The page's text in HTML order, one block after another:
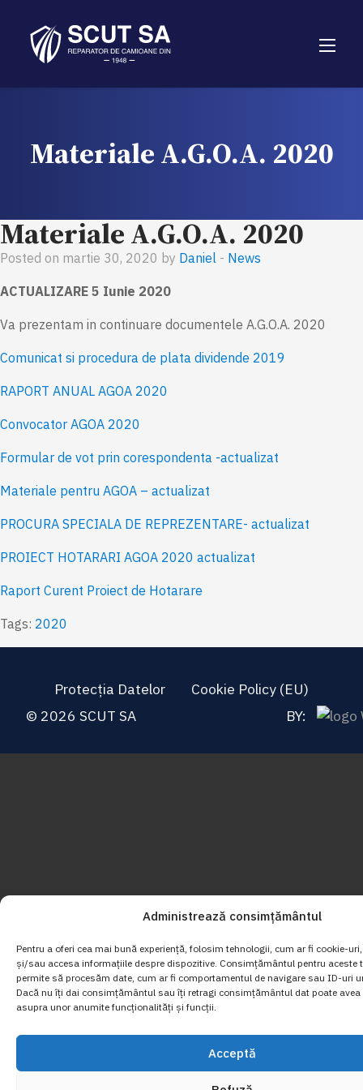
Administrează consimțământul
Pentru a oferi cea mai bună experiență, folosim tehnologii, cum ar fi cookie-
și/sau accesa informațiile despre dispozitive. Consimțământul pentru aceste
permite să procesăm date, cum ar fi comportamentul de navigare sau ID-uri
Dacă nu îți dai consimțământul sau îți retragi consimțământul dat poate avea
asupra unor anumite funcționalități și funcții.
Acceptă
Materiale A.G.O.A. 2020
Materiale A.G.O.A. 2020
Posted on martie 30, 2020 by Daniel - News
ACTUALIZARE 5 Iunie 2020
Va prezentam in continuare documentele A.G.O.A. 2020
Comunicat si procedura de plata dividende 2019
RAPORT ANUAL AGOA 2020
Convocator AGOA 2020
Formular de vot prin corespondenta -actualizat
Materiale pentru AGOA – actualizat
PROCURA SPECIALA DE REPREZENTARE- actualizat
PROIECT HOTARARI AGOA 2020 actualizat
Raport Curent Proiect de Hotarare
Tags: 2020
© 2026 SCUT SA
Protecția Datelor
Cookie Policy (EU)
BY: